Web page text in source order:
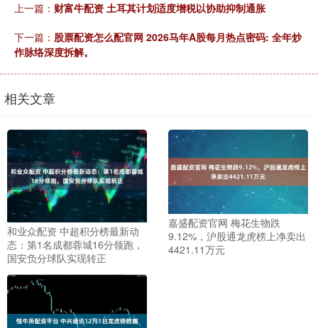
上一篇： 财富牛配资 土耳其计划适度增税以协助抑制通胀
下一篇： 股票配资怎么配官网 2026马年A股每月热点密码: 全年炒
作脉络深度拆解。
相关文章
和业众配资 中超积分榜最新动
态：第1名成都蓉城16分领跑，
国安负分球队实现转正
嘉盛配资官网 梅花生物跌
9.12%，沪股通龙虎榜上净卖出
4421.11万元